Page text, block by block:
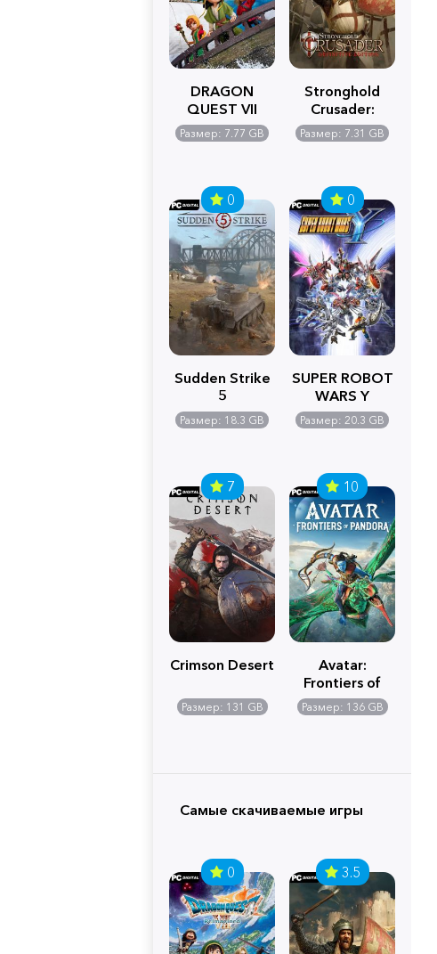
DRAGON
QUEST VII
Reimagined
Размер: 7.77 GB
Stronghold
Crusader:
Definitive
Edition
Размер: 7.31 GB
0
Sudden Strike
5
Размер: 18.3 GB
0
SUPER ROBOT
WARS Y
Размер: 20.3 GB
7
Crimson Desert
Размер: 131 GB
10
Avatar:
Frontiers of
Pandora
Размер: 136 GB
Самые скачиваемые игры
0 3.5